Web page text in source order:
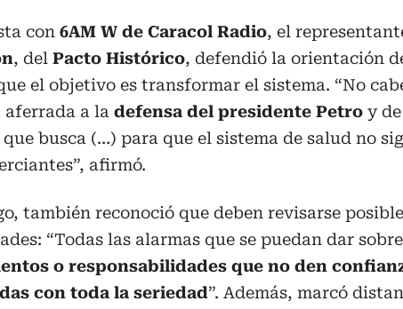
con 6AM W de Caracol Radio, el
, del Pacto Histórico, defendió la orientación
el objetivo es transformar el sistema. “No
a la defensa del presidente Petro y
busca (…) para que el sistema de salud no
afirmó.
también reconoció que deben revisarse
“Todas las alarmas que se puedan dar sobre
o responsabilidades que no den
con toda la seriedad”. Además, marcó